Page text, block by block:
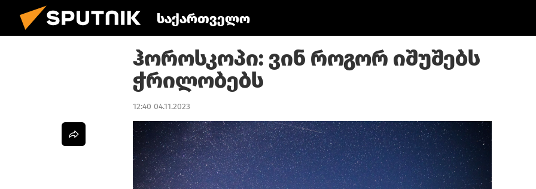
საქართველო
ჰოროსკოპი: ვინ როგორ იშუშებს
ჭრილობებს
12:40 04.11.2023